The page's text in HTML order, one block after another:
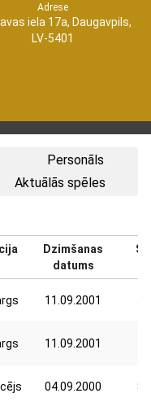
Adrese
iela 17a, Daugavpils,
LV-5401
Personāls
Aktuālās spēles
Dzimšanas
datums
11.09.2001
11.09.2001
04.09.2000